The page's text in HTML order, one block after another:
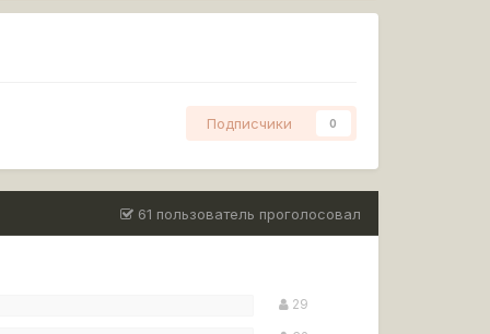
Подписчики 0
61 пользователь проголосовал
29